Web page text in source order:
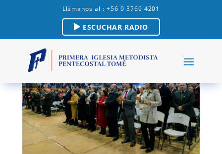
Llámanos al : +56 9 3769 4201
ESCUCHAR RADIO